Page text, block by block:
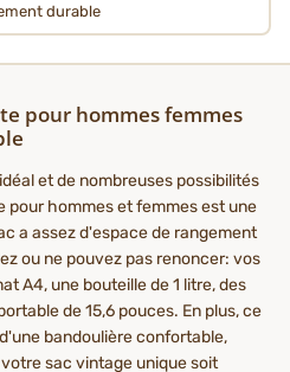
durable
pour hommes femmes
et de nombreuses possibilités
hommes et femmes est une
a assez d'espace de rangement
ou ne pouvez pas renoncer: vos
A4, une bouteille de 1 litre, des
de 15,6 pouces. En plus, ce
bandoulière confortable,
sac vintage unique soit